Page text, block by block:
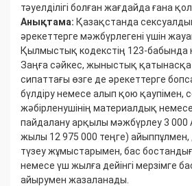
тәуелділігі болған жағдайда ғана
Анықтама: Қазақстанда
әрекеттерге мәжбүрлегені үшін
Қылмыстық кодекстің 123-бабында
Заңға сәйкес, жыныстық
сипаттағы өзге де әрекеттерге
бүлдіру немесе алып қою қаупімен,
жәбірленушінің материалдық немесе
пайдалану арқылы мәжбүрлеу 3 000
жылы 12 975 000 теңге) айыппұлмен,
түзеу жұмыстарымен, бас
немесе үш жылға дейінгі мерзімге
айырумен жазаланады.